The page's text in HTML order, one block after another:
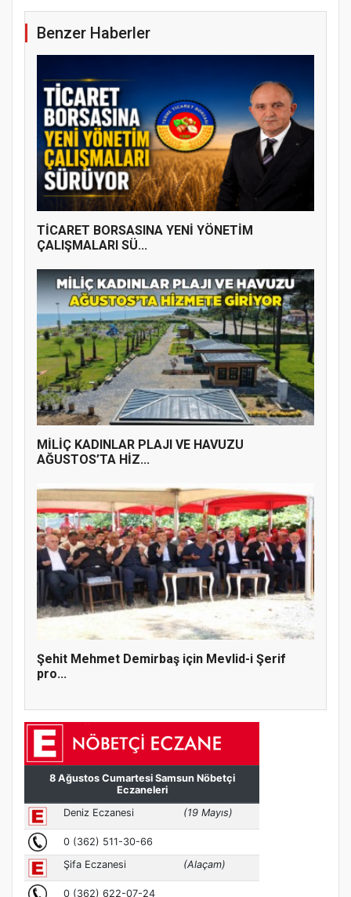
Benzer Haberler
TİCARET BORSASINA YENİ YÖNETİM
ÇALIŞMALARI SÜ...
MİLİÇ KADINLAR PLAJI VE HAVUZU
AĞUSTOS’TA HİZ...
Şehit Mehmet Demirbaş için Mevlid-i Şerif
pro...